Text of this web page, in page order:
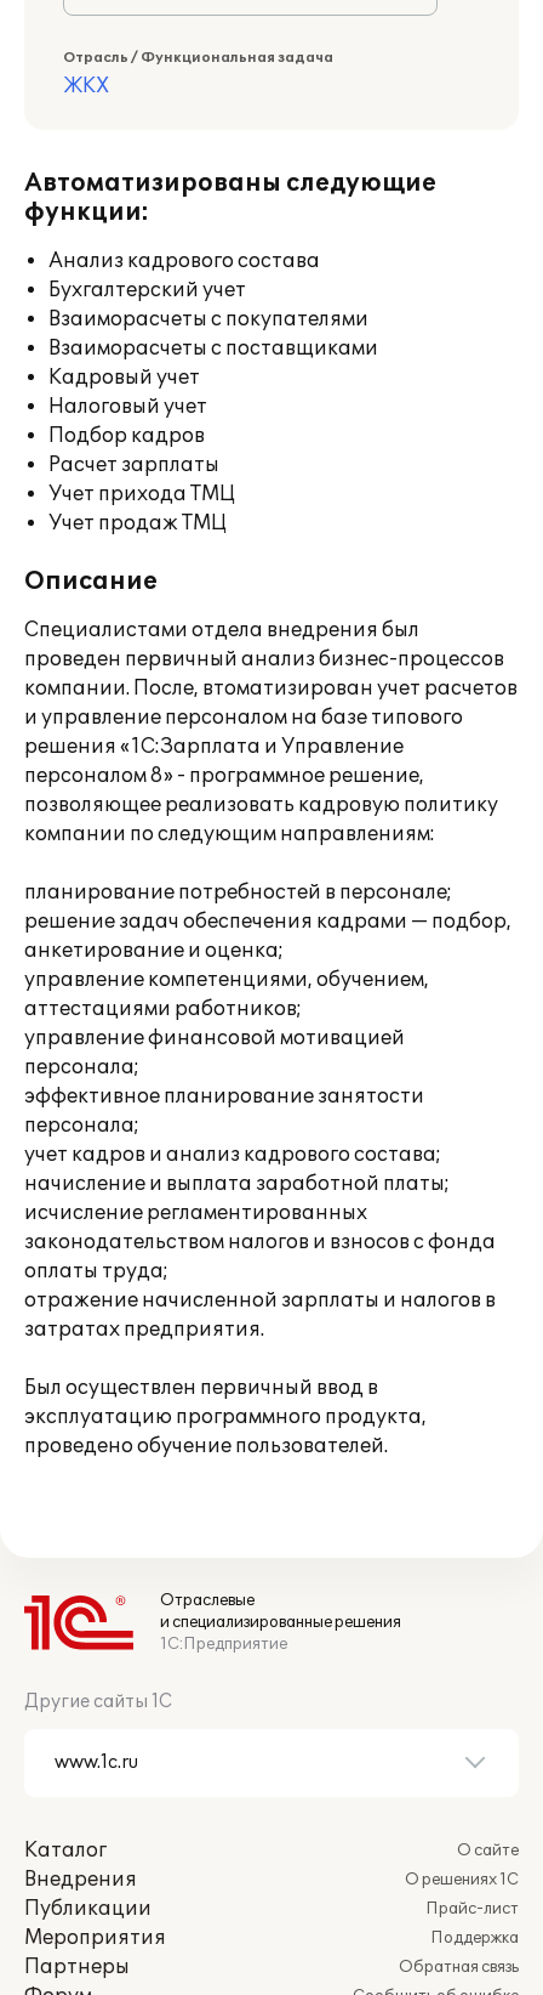
Отрасль / Функциональная задача
ЖКХ
Автоматизированы следующие
функции:
Анализ кадрового состава
Бухгалтерский учет
Взаиморасчеты с покупателями
Взаиморасчеты с поставщиками
Кадровый учет
Налоговый учет
Подбор кадров
Расчет зарплаты
Учет прихода ТМЦ
Учет продаж ТМЦ
Описание
Специалистами отдела внедрения был
проведен первичный анализ бизнес-процессов
компании. После, втоматизирован учет расчетов
и управление персоналом на базе типового
решения «1С:Зарплата и Управление
персоналом 8» - программное решение,
позволяющее реализовать кадровую политику
компании по следующим направлениям:
планирование потребностей в персонале;
решение задач обеспечения кадрами — подбор,
анкетирование и оценка;
управление компетенциями, обучением,
аттестациями работников;
управление финансовой мотивацией
персонала;
эффективное планирование занятости
персонала;
учет кадров и анализ кадрового состава;
начисление и выплата заработной платы;
исчисление регламентированных
законодательством налогов и взносов с фонда
оплаты труда;
отражение начисленной зарплаты и налогов в
затратах предприятия.
Был осуществлен первичный ввод в
эксплуатацию программного продукта,
проведено обучение пользователей.
Отраслевые
и специализированные решения
1С:Предприятие
Другие сайты 1С
Каталог
Внедрения
Публикации
Мероприятия
Партнеры
О сайте
О решениях 1С
Прайс-лист
Поддержка
Обратная связь